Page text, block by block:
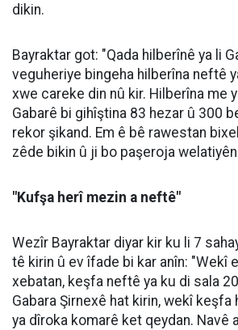
dikin.
Bayraktar got: "Qada hilberînê ya li
veguheriye bingeha hilberîna neftê
xwe careke din nû kir. Hilberîna me
Gabarê bi gihîştina 83 hezar û 300
rekor şikand. Em ê bê rawestan
zêde bikin û ji bo paşeroja
"Kufşa herî mezin a neftê"
Wezîr Bayraktar diyar kir ku li 7
tê kirin û ev îfade bi kar anîn: "Wekî
xebatan, keşfa neftê ya ku di sala
Gabara Şirnexê hat kirin, wekî
ya dîroka komarê ket qeydan. Navê